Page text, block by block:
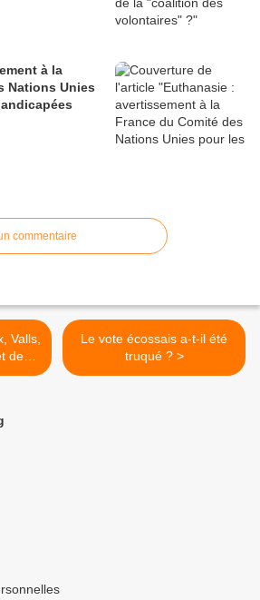
à la
Nations Unies
commentaire
des
Le vote écossais a-t-il été
truqué ? >